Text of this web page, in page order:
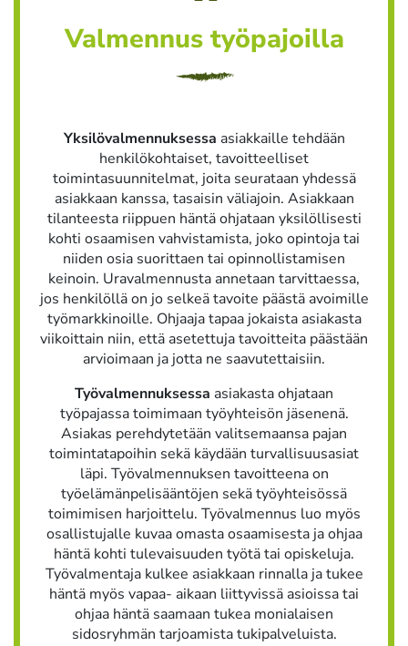
Valmennus työpajoilla
Yksilövalmennuksessa asiakkaille tehdään
henkilökohtaiset, tavoitteelliset
toimintasuunnitelmat, joita seurataan yhdessä
asiakkaan kanssa, tasaisin väliajoin. Asiakkaan
tilanteesta riippuen häntä ohjataan yksilöllisesti
kohti osaamisen vahvistamista, joko opintoja tai
niiden osia suorittaen tai opinnollistamisen
keinoin. Uravalmennusta annetaan tarvittaessa,
jos henkilöllä on jo selkeä tavoite päästä avoimille
työmarkkinoille. Ohjaaja tapaa jokaista asiakasta
viikoittain niin, että asetettuja tavoitteita päästään
arvioimaan ja jotta ne saavutettaisiin.
Työvalmennuksessa asiakasta ohjataan
työpajassa toimimaan työyhteisön jäsenenä.
Asiakas perehdytetään valitsemaansa pajan
toimintatapoihin sekä käydään turvallisuusasiat
läpi. Työvalmennuksen tavoitteena on
työelämänpelisääntöjen sekä työyhteisössä
toimimisen harjoittelu. Työvalmennus luo myös
osallistujalle kuvaa omasta osaamisesta ja ohjaa
häntä kohti tulevaisuuden työtä tai opiskeluja.
Työvalmentaja kulkee asiakkaan rinnalla ja tukee
häntä myös vapaa- aikaan liittyvissä asioissa tai
ohjaa häntä saamaan tukea monialaisen
sidosryhmän tarjoamista tukipalveluista.